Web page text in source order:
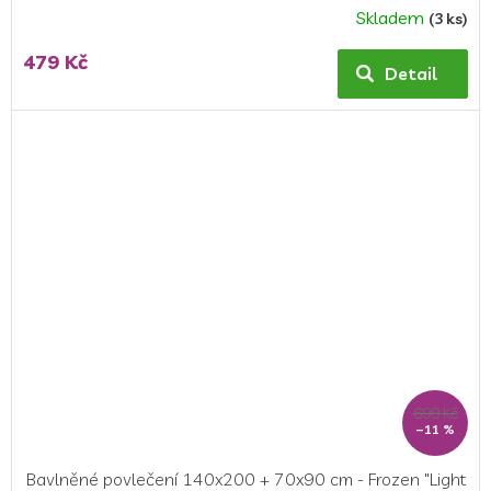
Skladem (3 ks)
479 Kč Detail
699 Kč
–11 %
Bavlněné povlečení 140x200 + 70x90 cm - Frozen "Light